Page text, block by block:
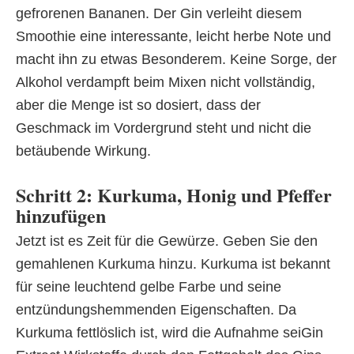
gefrorenen Bananen. Der Gin verleiht diesem
Smoothie eine interessante, leicht herbe Note und
macht ihn zu etwas Besonderem. Keine Sorge, der
Alkohol verdampft beim Mixen nicht vollständig,
aber die Menge ist so dosiert, dass der
Geschmack im Vordergrund steht und nicht die
betäubende Wirkung.
Schritt 2: Kurkuma, Honig und Pfeffer
hinzufügen
Jetzt ist es Zeit für die Gewürze. Geben Sie den
gemahlenen Kurkuma hinzu. Kurkuma ist bekannt
für seine leuchtend gelbe Farbe und seine
entzündungshemmenden Eigenschaften. Da
Kurkuma fettlöslich ist, wird die Aufnahme seiGin